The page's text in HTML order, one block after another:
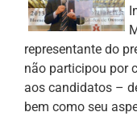
representante do
não participou por
aos candidatos –
bem como seu